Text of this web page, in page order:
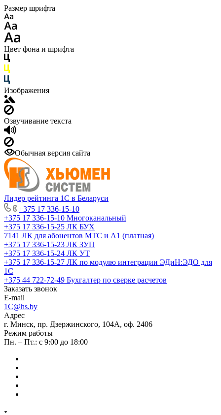
Размер шрифта
Цвет фона и шрифта
Изображения
Озвучивание текста
Обычная версия сайта
Лидер рейтинга 1С в Беларуси
+375 17 336-15-10
+375 17 336-15-10 Многоканальный
+375 17 336-15-25 ЛК БУХ
7141 ЛК для абонентов МТС и А1 (платная)
+375 17 336-15-23 ЛК ЗУП
+375 17 336-15-24 ЛК УТ
+375 17 336-15-27 ЛК по модулю интеграции ЭДиН:ЭДО для
1С
+375 44 722-72-49 Бухгалтер по сверке расчетов
Заказать звонок
E-mail
1C@hs.by
Адрес
г. Минск, пр. Дзержинского, 104А, оф. 2406
Режим работы
Пн. – Пт.: с 9:00 до 18:00